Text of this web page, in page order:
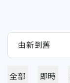
全部 即時